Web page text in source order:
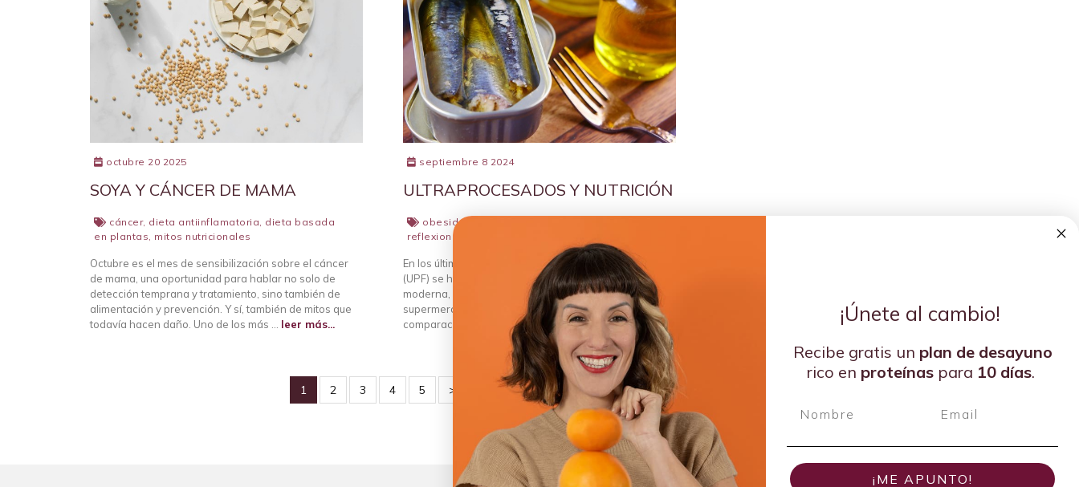
octubre 20 2025
SOYA Y CÁNCER DE MAMA
cáncer, dieta antiinflamatoria, dieta basada
en plantas, mitos nutricionales
Octubre es el mes de sensibilización sobre el cáncer
de mama, una oportunidad para hablar no solo de
detección temprana y tratamiento, sino también de
alimentación y prevención. Y sí, también de mitos que
todavía hacen daño. Uno de los más … leer más...
septiembre 8 2024
ULTRAPROCESADOS Y NUTRICIÓN
obesidad
reflexiones
En los últimos años, los alimentos ultraprocesados
(UPF) se han convertido en los villanos de nuestra dieta
moderna, haciendo que incluso un pan integral del
supermercado parezca una amenaza para la salud en
comparación con uno de masa madre. Sin …leer más...
1 2 3 4 5 >>|
¡Únete al cambio!
Recibe gratis un plan de desayuno
rico en proteínaspara 10 días.
¡ME APUNTO!